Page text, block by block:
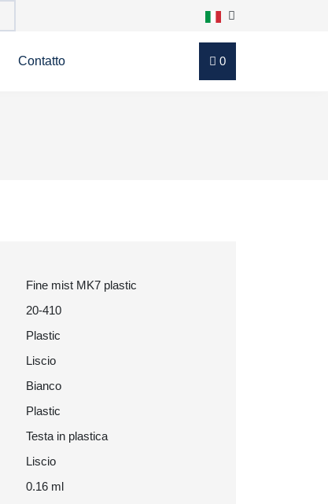
Contatto 0
Fine mist MK7 plastic
20-410
Plastic
Liscio
Bianco
Plastic
Testa in plastica
Liscio
0.16 ml